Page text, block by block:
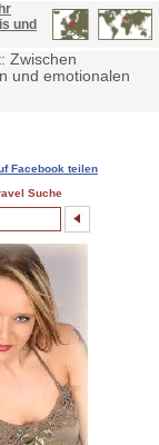
und
Zwischen
und emotionalen
Facebook teilen
Suche